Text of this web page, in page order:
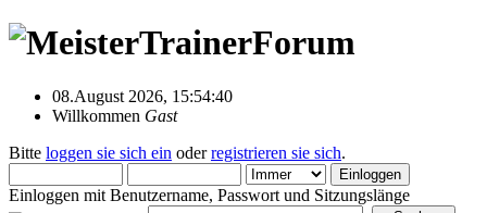
08.August 2026, 15:54:40
Willkommen Gast
Bitte loggen sie sich ein oderregistrieren sie sich.
Einloggen mit Benutzername, Passwort und Sitzungslänge